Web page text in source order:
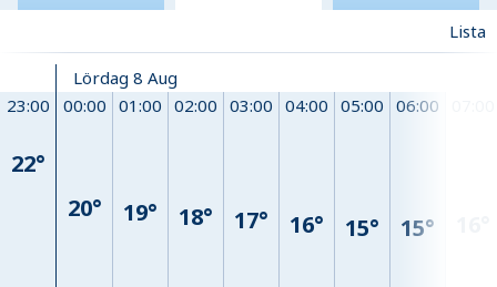
Lista
23:00
22°
Lördag 8 Aug
00:00
20°
01:00
19°
02:00
18°
03:00
17°
04:00
16°
05:00
15°
06:00
15°